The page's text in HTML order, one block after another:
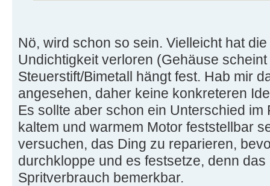
Nö, wird schon so sein. Vielleicht hat
Undichtigkeit verloren (Gehäuse
Steuerstift/Bimetall hängt fest. Hab mir
angesehen, daher keine konkreteren
Es sollte aber schon ein Unterschied
kaltem und warmem Motor feststellbar
versuchen, das Ding zu reparieren,
durchkloppe und es festsetze, denn
Spritverbrauch bemerkbar.